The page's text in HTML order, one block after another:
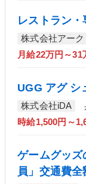
レストラン
株式会社アー
月給22万円～31
UGG アグ シ
株式会社iDA
時給1,500円～
ゲームグッズ
員」交通費